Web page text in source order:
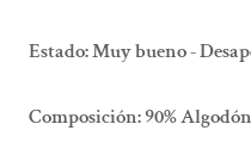
Estado:Muy bueno -
Composición:90%